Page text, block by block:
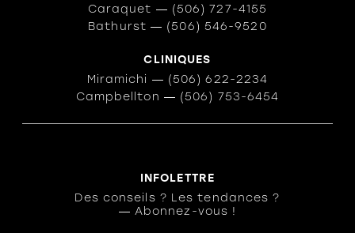
Caraquet ― (506) 727-4155
Bathurst ― (506) 546-9520
CLINIQUES
Miramichi ― (506) 622-2234
Campbellton ― (506) 753-6454
INFOLETTRE
Des conseils ? Les tendances ?
― Abonnez-vous !